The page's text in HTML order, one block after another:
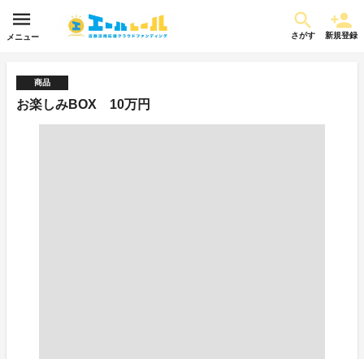
メニュー さがす 新規登録
商品
お楽しみBOX 10万円